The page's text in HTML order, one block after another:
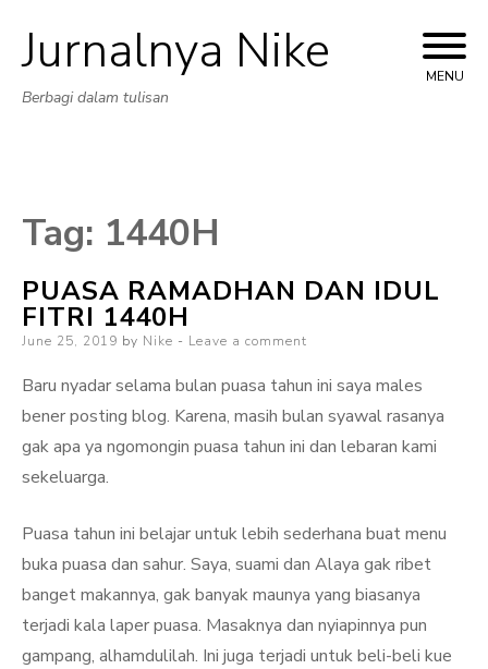
Skip
Jurnalnya Nike
Berbagi dalam tulisan
MENU
Tag: 1440H
PUASA RAMADHAN DAN IDUL
FITRI 1440H
Posted
June 25, 2019 by Nike Leave a comment
Baru nyadar selama bulan puasa tahun ini saya males
bener posting blog. Karena, masih bulan syawal rasanya
gak apa ya ngomongin puasa tahun ini dan lebaran kami
sekeluarga.
Puasa tahun ini belajar untuk lebih sederhana buat menu
buka puasa dan sahur. Saya, suami dan Alaya gak ribet
banget makannya, gak banyak maunya yang biasanya
terjadi kala laper puasa. Masaknya dan nyiapinnya pun
gampang, alhamdulilah. Ini juga terjadi untuk beli-beli kue